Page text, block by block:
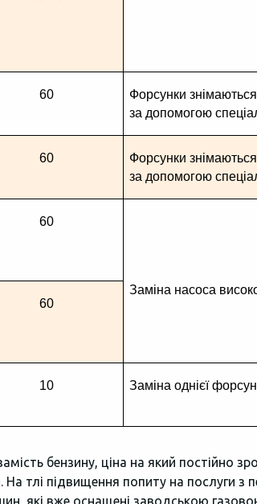
60
Форсунки
за допомогою
60
Форсунки
за допомогою
60
Заміна насоса
60
10 Заміна однієї
бензину, ціна на який постійно
На тлі підвищення попиту на послуги з
які вже оснащені заводською